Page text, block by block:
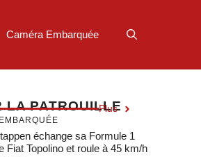
Caméra Embarquée
LA PATROUILLE
Plus
échange sa Formule 1
Fiat Topolino et roule à 45 km/h